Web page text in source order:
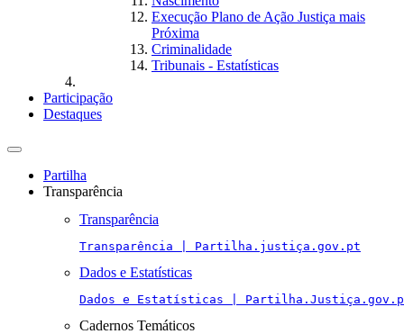
Execução Plano de Ação Justiça mais
Próxima
Criminalidade
Tribunais - Estatísticas
Participação
Destaques
Toggle
navigationPartilha
Transparência
Transparência
Transparência | Partilha.justiça.gov.pt
Dados e Estatísticas
Dados e Estatísticas |
Cadernos Temáticos